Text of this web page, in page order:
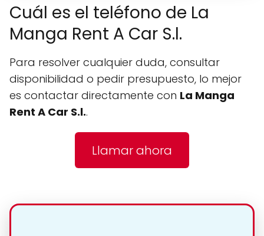
Cuál es el teléfono de La
Manga Rent A Car S.l.
Para resolver cualquier duda, consultar
disponibilidad o pedir presupuesto, lo mejor
es contactar directamente con La Manga
Rent A Car S.l..
Llamar ahora